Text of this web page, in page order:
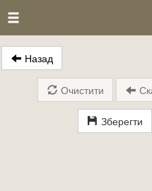
Назад
Зберегти
Очистити